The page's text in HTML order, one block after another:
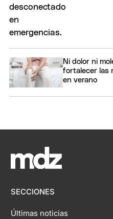
Ni dolor ni
fortalecer las
en verano
SECCIONES
Últimas noticias